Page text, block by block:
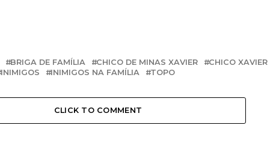
BRIGA DE FAMÍLIA CHICO DE MINAS XAVIER
CHICO XAVIER
INIMIGOS INIMIGOS NA FAMÍLIA TOPO
CLICK TO COMMENT